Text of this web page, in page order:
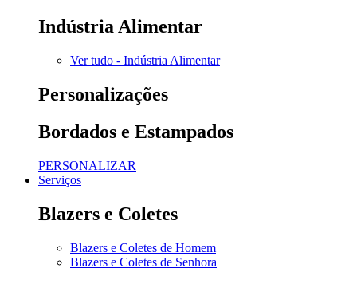
Indústria Alimentar
Ver tudo - Indústria Alimentar
Personalizações
Bordados e Estampados
PERSONALIZAR
Serviços
Blazers e Coletes
Blazers e Coletes de Homem
Blazers e Coletes de Senhora